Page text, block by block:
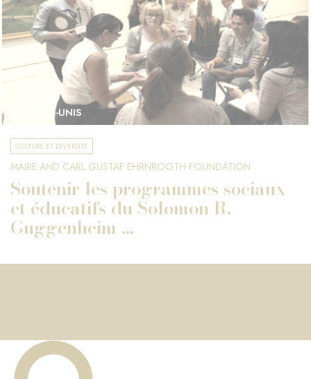
ÉTATS-UNIS
CULTURE ET DIVERSITÉ
MAIRE AND CARL GUSTAF EHRNROOTH FOUNDATION
Soutenir les programmes sociaux
et éducatifs du Solomon R.
Guggenheim ...